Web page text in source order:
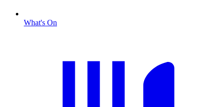
What's On